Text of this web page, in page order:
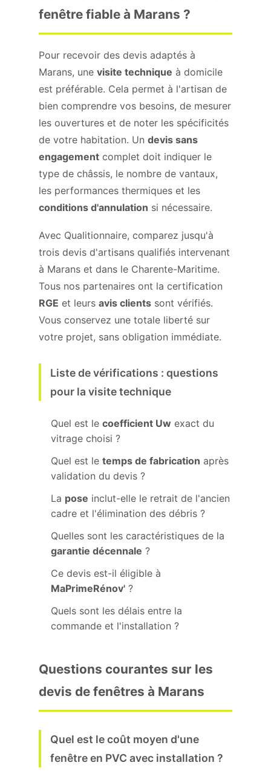
fenêtre fiable à Marans ?
Pour recevoir des devis adaptés à
Marans, une visite technique à domicile
est préférable. Cela permet à l'artisan de
bien comprendre vos besoins, de mesurer
les ouvertures et de noter les spécificités
de votre habitation. Un devis sans
engagement complet doit indiquer le
type de châssis, le nombre de vantaux,
les performances thermiques et les
conditions d'annulation si nécessaire.
Avec Qualitionnaire, comparez jusqu'à
trois devis d'artisans qualifiés intervenant
à Marans et dans le Charente-Maritime.
Tous nos partenaires ont la certification
RGE et leurs avis clients sont vérifiés.
Vous conservez une totale liberté sur
votre projet, sans obligation immédiate.
Liste de vérifications : questions
pour la visite technique
Quel est le coefficient Uw exact du
vitrage choisi ?
Quel est le temps de fabrication après
validation du devis ?
La pose inclut-elle le retrait de l'ancien
cadre et l'élimination des débris ?
Quelles sont les caractéristiques de la
garantie décennale ?
Ce devis est-il éligible à
MaPrimeRénov' ?
Quels sont les délais entre la
commande et l'installation ?
Questions courantes sur les
devis de fenêtres à Marans
Quel est le coût moyen d'une
fenêtre en PVC avec installation ?